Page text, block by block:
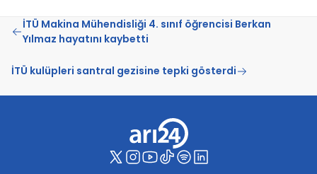
İTÜ Makina Mühendisliği 4. sınıf öğrencisi Berkan
Yılmaz hayatını kaybetti
İTÜ kulüpleri santral gezisine tepki gösterdi